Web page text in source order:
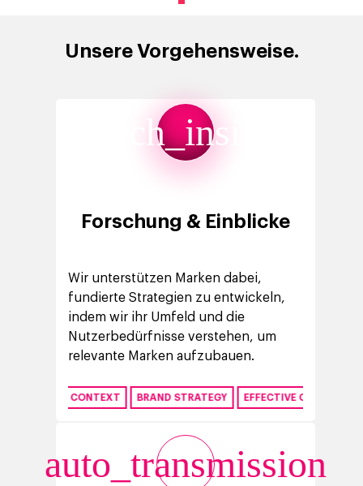
Unsere Vorgehensweise.
search_insights
Forschung & Einblicke
Wir unterstützen Marken dabei,
fundierte Strategien zu entwickeln,
indem wir ihr Umfeld und die
Nutzerbedürfnisse verstehen, um
relevante Marken aufzubauen.
CONTEXT BRAND STRATEGY EFFECTIVE COMMUNICATION
auto_transmission